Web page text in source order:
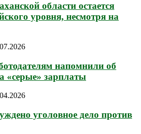
области остается
уровня, несмотря на
напомнили об
«серые» зарплаты
уголовное дело против